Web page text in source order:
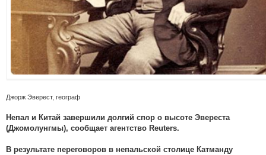
Джорж Эверест, географ
Непал и Китай завершили долгий спор о высоте Эвереста
(Джомолунгмы), сообщает агентство Reuters.
В результате переговоров в непальской столице Катманду